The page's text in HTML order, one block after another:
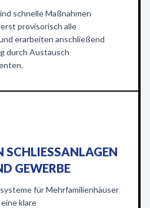
schnelle Maßnahmen
provisorisch alle
erarbeiten anschließend
durch Austausch
F
GEWERBE
für Mehrfamilienhäuser
klare